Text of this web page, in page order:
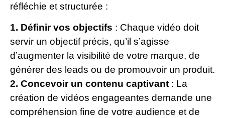
réfléchie et structurée :
1. Définir vos objectifs : Chaque vidéo doit
servir un objectif précis, qu’il s’agisse
d’augmenter la visibilité de votre marque, de
générer des leads ou de promouvoir un produit.
2. Concevoir un contenu captivant : La
création de vidéos engageantes demande une
compréhension fine de votre audience et de